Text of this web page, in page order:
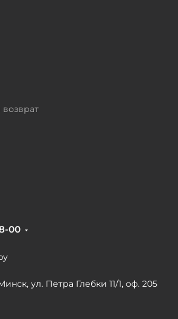
возврат
00
ул. Петра Глебки 11/1, оф. 205